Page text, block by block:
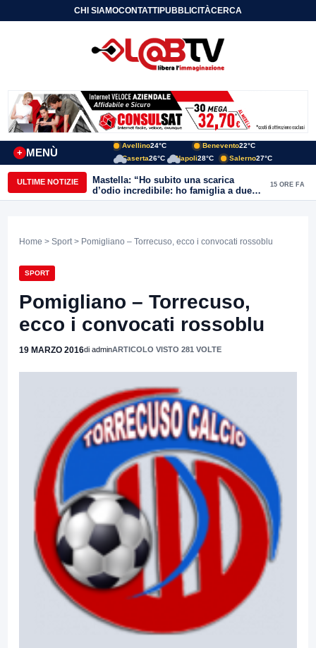
CHI SIAMOCONTATTIPUBBLICITÀCERCA
MENÙ
+
Avellino24°C Benevento22°C
Caserta26°C Napoli28°C Salerno27°C
ULTIME NOTIZIE
Mastella: “Ho subito una scarica
d’odio incredibile: ho famiglia a due
passi dal Calore”
15 ORE FA
Home > Sport > Pomigliano – Torrecuso, ecco i convocati rossoblu
SPORT
Pomigliano – Torrecuso,
ecco i convocati rossoblu
19 MARZO 2016di adminARTICOLO VISTO 281 VOLTE